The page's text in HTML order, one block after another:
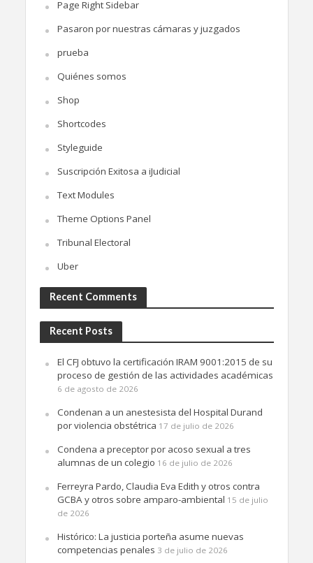
Page Right Sidebar
Pasaron por nuestras cámaras y juzgados
prueba
Quiénes somos
Shop
Shortcodes
Styleguide
Suscripción Exitosa a iJudicial
Text Modules
Theme Options Panel
Tribunal Electoral
Uber
Recent Comments
Recent Posts
El CFJ obtuvo la certificación IRAM 9001:2015 de su
proceso de gestión de las actividades académicas
6 de agosto de 2026
Condenan a un anestesista del Hospital Durand
por violencia obstétrica 17 de julio de 2026
Condena a preceptor por acoso sexual a tres
alumnas de un colegio 16 de julio de 2026
Ferreyra Pardo, Claudia Eva Edith y otros contra
GCBA y otros sobre amparo-ambiental 15 de julio
de 2026
Histórico: La justicia porteña asume nuevas
competencias penales 3 de julio de 2026